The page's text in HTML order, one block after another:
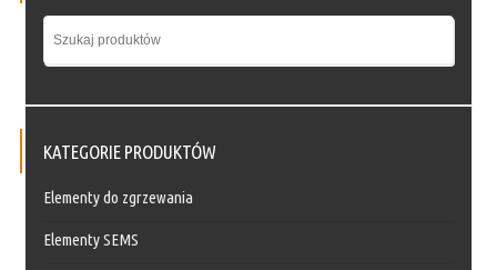
KATEGORIE PRODUKTÓW
Elementy do zgrzewania
Elementy SEMS